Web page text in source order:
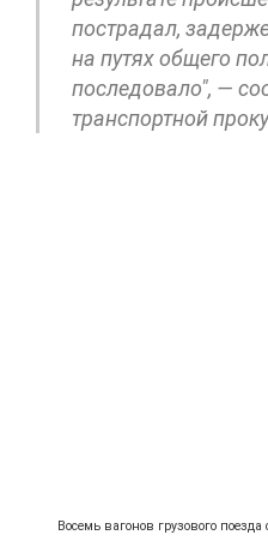
пострадал,
на путях общего
последовало", —
транспортной
Восемь вагонов грузового